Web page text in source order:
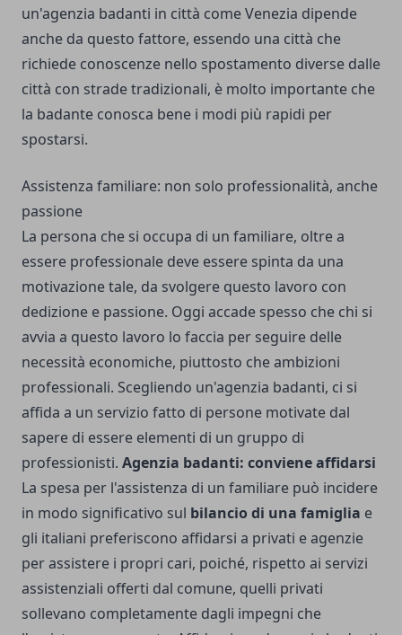
un'agenzia badanti in città come Venezia dipende
anche da questo fattore, essendo una città che
richiede conoscenze nello spostamento diverse dalle
città con strade tradizionali, è molto importante che
la badante conosca bene i modi più rapidi per
spostarsi.
Assistenza familiare: non solo professionalità, anche
passione
La persona che si occupa di un familiare, oltre a
essere professionale deve essere spinta da una
motivazione tale, da svolgere questo lavoro con
dedizione e passione. Oggi accade spesso che chi si
avvia a questo lavoro lo faccia per seguire delle
necessità economiche, piuttosto che ambizioni
professionali. Scegliendo un'agenzia badanti, ci si
affida a un servizio fatto di persone motivate dal
sapere di essere elementi di un gruppo di
professionisti. Agenzia badanti: conviene affidarsi
La spesa per l'assistenza di un familiare può incidere
in modo significativo sul bilancio di una famiglia e
gli italiani preferiscono affidarsi a privati e agenzie
per assistere i propri cari, poiché, rispetto ai servizi
assistenziali offerti dal comune, quelli privati
sollevano completamente dagli impegni che